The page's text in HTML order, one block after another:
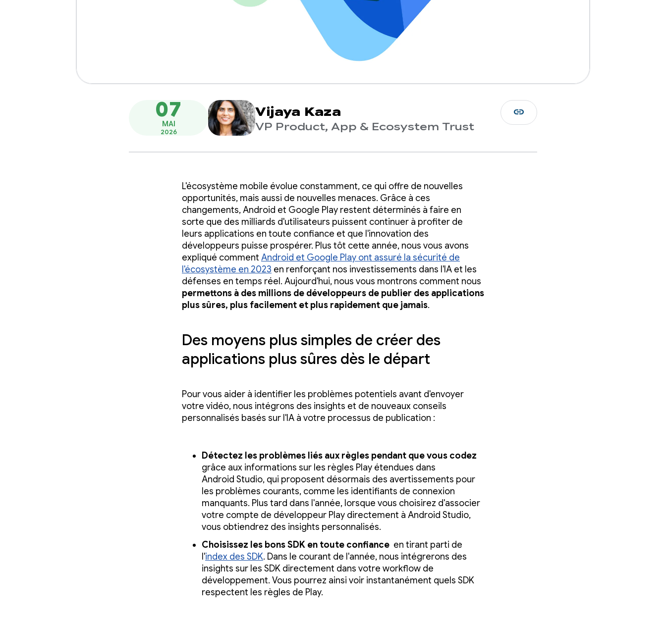
07
MAI
2026
Vijaya Kaza
VP Product, App & Ecosystem Trust
link
L'écosystème mobile évolue constamment, ce qui offre de nouvelles
opportunités, mais aussi de nouvelles menaces. Grâce à ces
changements, Android et Google Play restent déterminés à faire en
sorte que des milliards d'utilisateurs puissent continuer à profiter de
leurs applications en toute confiance et que l'innovation des
développeurs puisse prospérer. Plus tôt cette année, nous vous avons
expliqué comment Android et Google Play ont assuré la sécurité de
l'écosystème en 2023 en renforçant nos investissements dans l'IA et les
défenses en temps réel. Aujourd'hui, nous vous montrons comment nous
permettons à des millions de développeurs de publier des applications
plus sûres, plus facilement et plus rapidement que jamais.
Des moyens plus simples de créer des
applications plus sûres dès le départ
Pour vous aider à identifier les problèmes potentiels avant d'envoyer
votre vidéo, nous intégrons des insights et de nouveaux conseils
personnalisés basés sur l'IA à votre processus de publication :
Détectez les problèmes liés aux règles pendant que vous codez
grâce aux informations sur les règles Play étendues dans
Android Studio, qui proposent désormais des avertissements pour
les problèmes courants, comme les identifiants de connexion
manquants. Plus tard dans l'année, lorsque vous choisirez d'associer
votre compte de développeur Play directement à Android Studio,
vous obtiendrez des insights personnalisés.
Choisissez les bons SDK en toute confiance en tirant parti de
l'index des SDK. Dans le courant de l'année, nous intégrerons des
insights sur les SDK directement dans votre workflow de
développement. Vous pourrez ainsi voir instantanément quels SDK
respectent les règles de Play.